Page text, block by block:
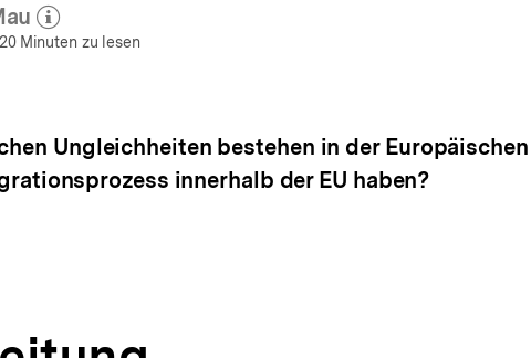
zum Autor)
öffnen
Minuten zu lesen
Ungleichheiten bestehen in der
innerhalb der EU haben?